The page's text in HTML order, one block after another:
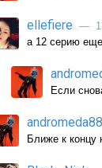
ellefiere —
а 12 серию
Если
andromeda88
Ближе к концу